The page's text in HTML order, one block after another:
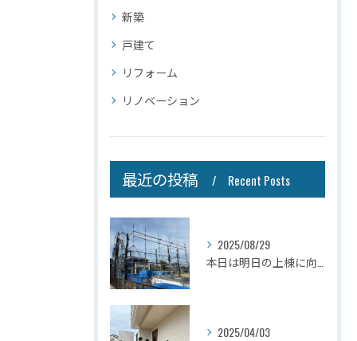
新築
戸建て
リフォーム
リノベーション
最近の投稿 Recent Posts
2025/08/29
2025/04/03